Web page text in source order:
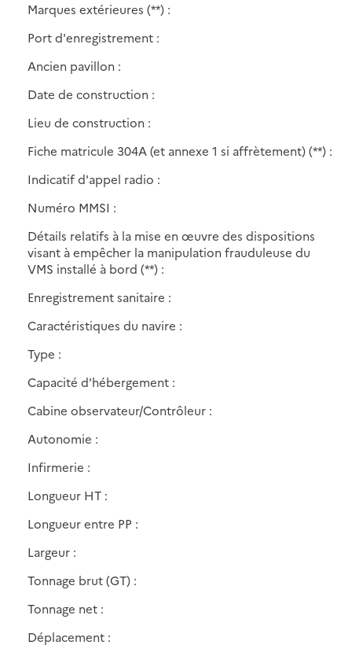
Marques extérieures (**) :
Port d'enregistrement :
Ancien pavillon :
Date de construction :
Lieu de construction :
Fiche matricule 304A (et annexe 1 si affrètement) (**) :
Indicatif d'appel radio :
Numéro MMSI :
Détails relatifs à la mise en œuvre des dispositions
visant à empêcher la manipulation frauduleuse du
VMS installé à bord (**) :
Enregistrement sanitaire :
Caractéristiques du navire :
Type :
Capacité d'hébergement :
Cabine observateur/Contrôleur :
Autonomie :
Infirmerie :
Longueur HT :
Longueur entre PP :
Largeur :
Tonnage brut (GT) :
Tonnage net :
Déplacement :